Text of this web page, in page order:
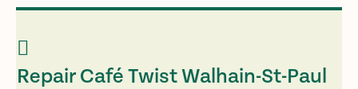
Repair Café Twist Walhain-St-Paul